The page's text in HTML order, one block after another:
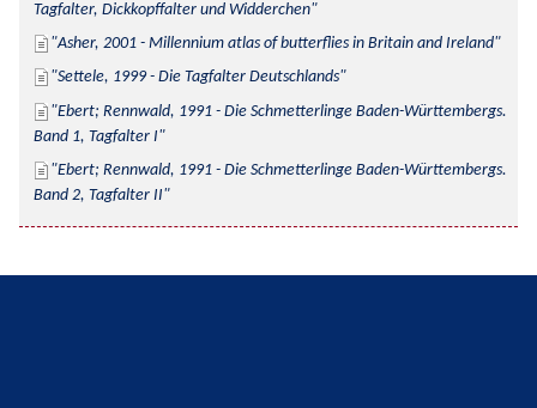
Tagfalter, Dickkopffalter und Widderchen
Asher, 2001 - Millennium atlas of butterflies in Britain and Ireland
Settele, 1999 - Die Tagfalter Deutschlands
Ebert; Rennwald, 1991 - Die Schmetterlinge Baden-Württembergs.
Band 1, Tagfalter I
Ebert; Rennwald, 1991 - Die Schmetterlinge Baden-Württembergs.
Band 2, Tagfalter II